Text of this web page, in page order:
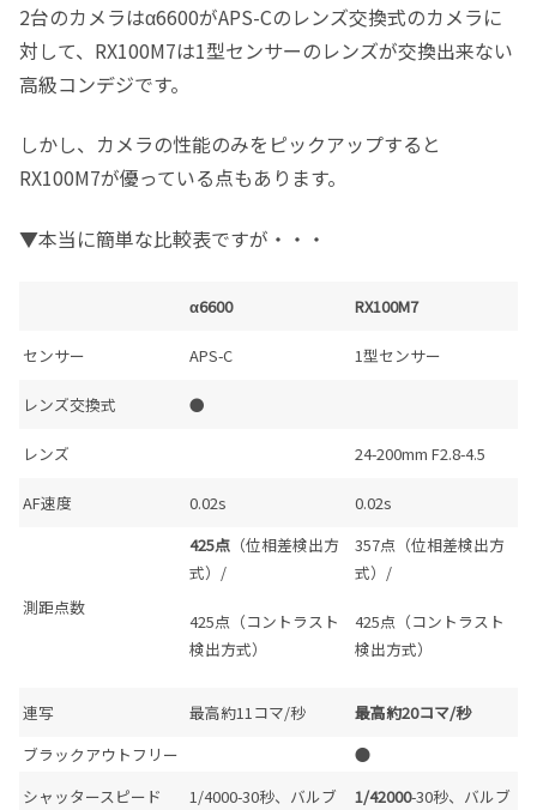
2台のカメラはα6600がAPS-Cのレンズ交換式のカメラに
対して、RX100M7は1型センサーのレンズが交換出来ない
高級コンデジです。
しかし、カメラの性能のみをピックアップすると
RX100M7が優っている点もあります。
▼本当に簡単な比較表ですが・・・
α6600 RX100M7
センサー APS-C 1型センサー
レンズ交換式 ●
レンズ 24-200mm F2.8-4.5
AF速度 0.02s 0.02s
測距点数
425点 （位相差検出方
式）/
425点（コントラスト
検出方式）
357点（位相差検出方
式）/
425点（コントラスト
検出方式）
連写 最高約11コマ/秒
最高約20コマ/秒
ブラックアウトフリー
●
シャッタースピード
1/4000-30秒、バルブ 1/42000-30秒、バルブ